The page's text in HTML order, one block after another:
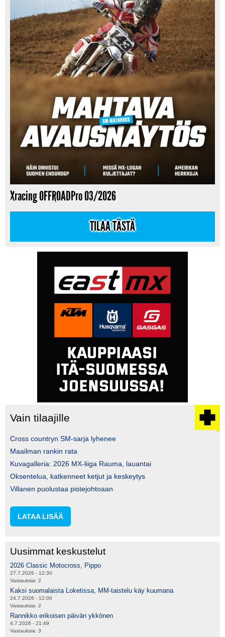
Xracing OFFROADPro 03/2026
TILAA TÄSTÄ
Vain tilaajille
Cross countryn SM-sarja lyhenee
Maailman rankin rata
Kuvagalleria: 2026 MX-liiga Rauma, lauantai
Oksentelua, katkenneet ketjut ja keskeytys
Villanen puolustaa pistejohtoaan
LATAA LISÄÄ
Uusimmat keskustelut
2026 Classic Motocross, Pippo
27.7.2026 - 12:30
Vastauksia: 2
Kaksi suomalaista Loketissa, MM-taistelu käy kuumana
24.7.2026 - 12:00
Vastauksia: 2
Rannikko erikoisen päivän ykkönen
4.7.2026 - 21:49
Vastauksia: 3